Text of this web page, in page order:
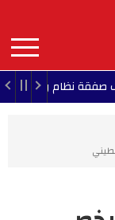
contenu
principal
MAIN
NAVIGATION
رادار إسرائيلي